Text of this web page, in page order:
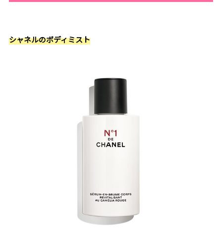
シャネルのボディミスト